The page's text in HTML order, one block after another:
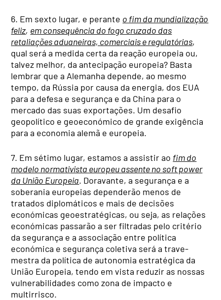
6. Em sexto lugar, e perante o fim da mundialização
feliz, em consequência do fogo cruzado das
retaliações aduaneiras, comerciais e regulatórias,
qual será a medida certa da reação europeia ou,
talvez melhor, da antecipação europeia? Basta
lembrar que a Alemanha depende, ao mesmo
tempo, da Rússia por causa da energia, dos EUA
para a defesa e segurança e da China para o
mercado das suas exportações. Um desafio
geopolítico e geoeconómico de grande exigência
para a economia alemã e europeia.
7. Em sétimo lugar, estamos a assistir ao fim do
modelo normativista europeu assente no soft power
da União Europeia. Doravante, a segurança e a
soberania europeias dependerão menos de
tratados diplomáticos e mais de decisões
económicas geoestratégicas, ou seja, as relações
económicas passarão a ser filtradas pelo critério
da segurança e a associação entre política
económica e segurança coletiva será a trave-
mestra da política de autonomia estratégica da
União Europeia, tendo em vista reduzir as nossas
vulnerabilidades como zona de impacto e
multirrisco.